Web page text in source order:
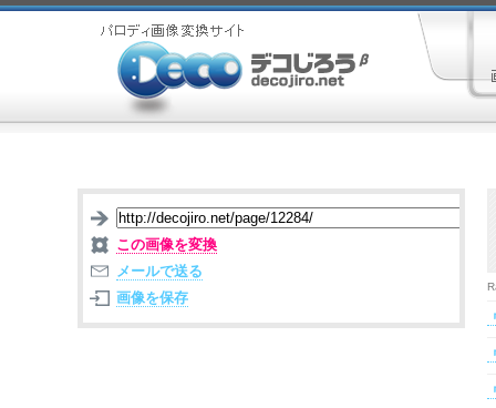
この画像を変換
メールで送る
画像を保存